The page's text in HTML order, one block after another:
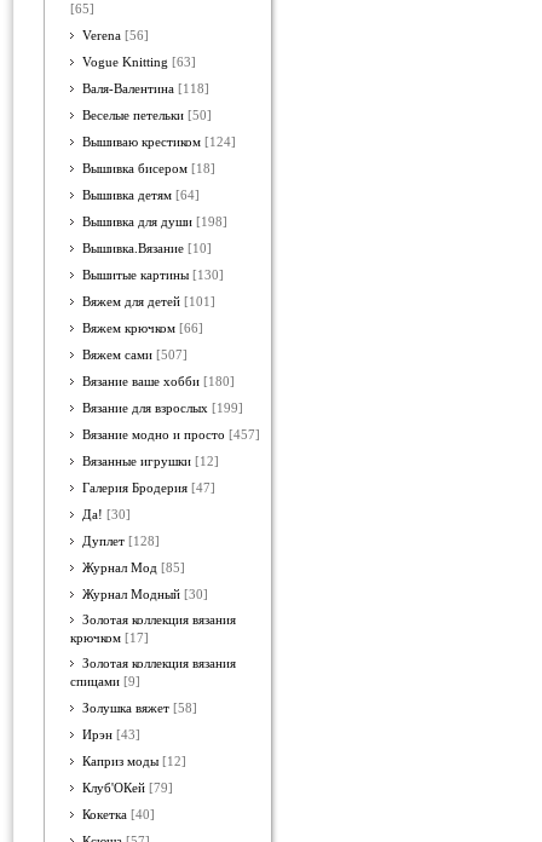
[65]
Verena [56]
Vogue Knitting [63]
Валя-Валентина [118]
Веселые петельки [50]
Вышиваю крестиком [124]
Вышивка бисером [18]
Вышивка детям [64]
Вышивка для души [198]
Вышивка.Вязание [10]
Вышитые картины [130]
Вяжем для детей [101]
Вяжем крючком [66]
Вяжем сами [507]
Вязание ваше хобби [180]
Вязание для взрослых [199]
Вязание модно и просто [457]
Вязанные игрушки [12]
Галерия Бродерия [47]
Да! [30]
Дуплет [128]
Журнал Мод [85]
Журнал Модный [30]
Золотая коллекция вязания
крючком [17]
Золотая коллекция вязания
спицами [9]
Золушка вяжет [58]
Ирэн [43]
Каприз моды [12]
Клуб'ОКей [79]
Кокетка [40]